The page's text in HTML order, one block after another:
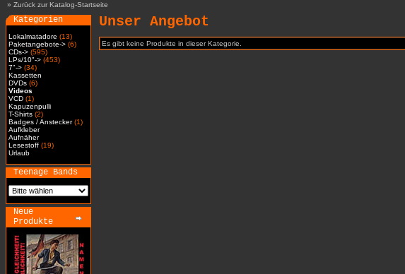
» Zurück zur Katalog-Startseite
Kategorien
Lokalmatadore (13)
Paketangebote-> (6)
CDs-> (595)
LPs/10"-> (453)
7"-> (34)
Kassetten
DVDs (6)
Videos
VCD (1)
Kapuzenpulli
T-Shirts (2)
Badges / Anstecker(1)
Aufkleber
Aufnäher
Lesestoff (19)
Urlaub
Teenage Bands
Neue
Produkte
Unser Angebot
Es gibt keine Produkte in dieser Kategorie.